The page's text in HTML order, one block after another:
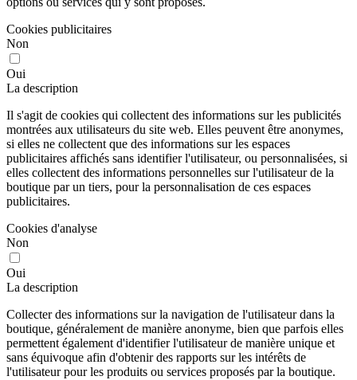
Cookies publicitaires
Non
Oui
La description
Il s'agit de cookies qui collectent des informations sur les publicités
montrées aux utilisateurs du site web. Elles peuvent être anonymes,
si elles ne collectent que des informations sur les espaces
publicitaires affichés sans identifier l'utilisateur, ou personnalisées, si
elles collectent des informations personnelles sur l'utilisateur de la
boutique par un tiers, pour la personnalisation de ces espaces
publicitaires.
Cookies d'analyse
Non
Oui
La description
Collecter des informations sur la navigation de l'utilisateur dans la
boutique, généralement de manière anonyme, bien que parfois elles
permettent également d'identifier l'utilisateur de manière unique et
sans équivoque afin d'obtenir des rapports sur les intérêts de
l'utilisateur pour les produits ou services proposés par la boutique.